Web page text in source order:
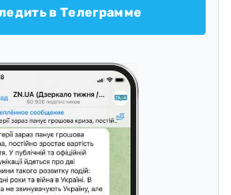
в Телеграмме